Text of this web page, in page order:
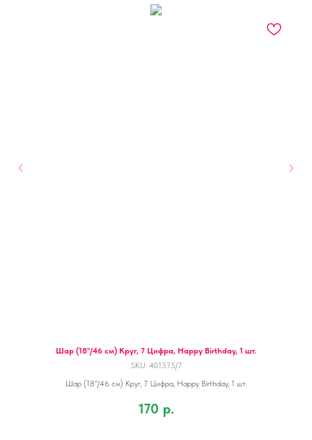
Шар (18''/46 см) Круг, 7 Цифра, Happy Birthday, 1 шт.
SKU: 401575/7
Шар (18''/46 см) Круг, 7 Цифра, Happy Birthday, 1 шт.
170 р.